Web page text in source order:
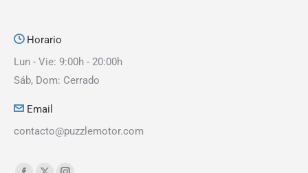
Horario
Lun - Vie: 9:00h - 20:00h
Sáb, Dom: Cerrado
Email
contacto@puzzlemotor.com
Encuéntranos en: